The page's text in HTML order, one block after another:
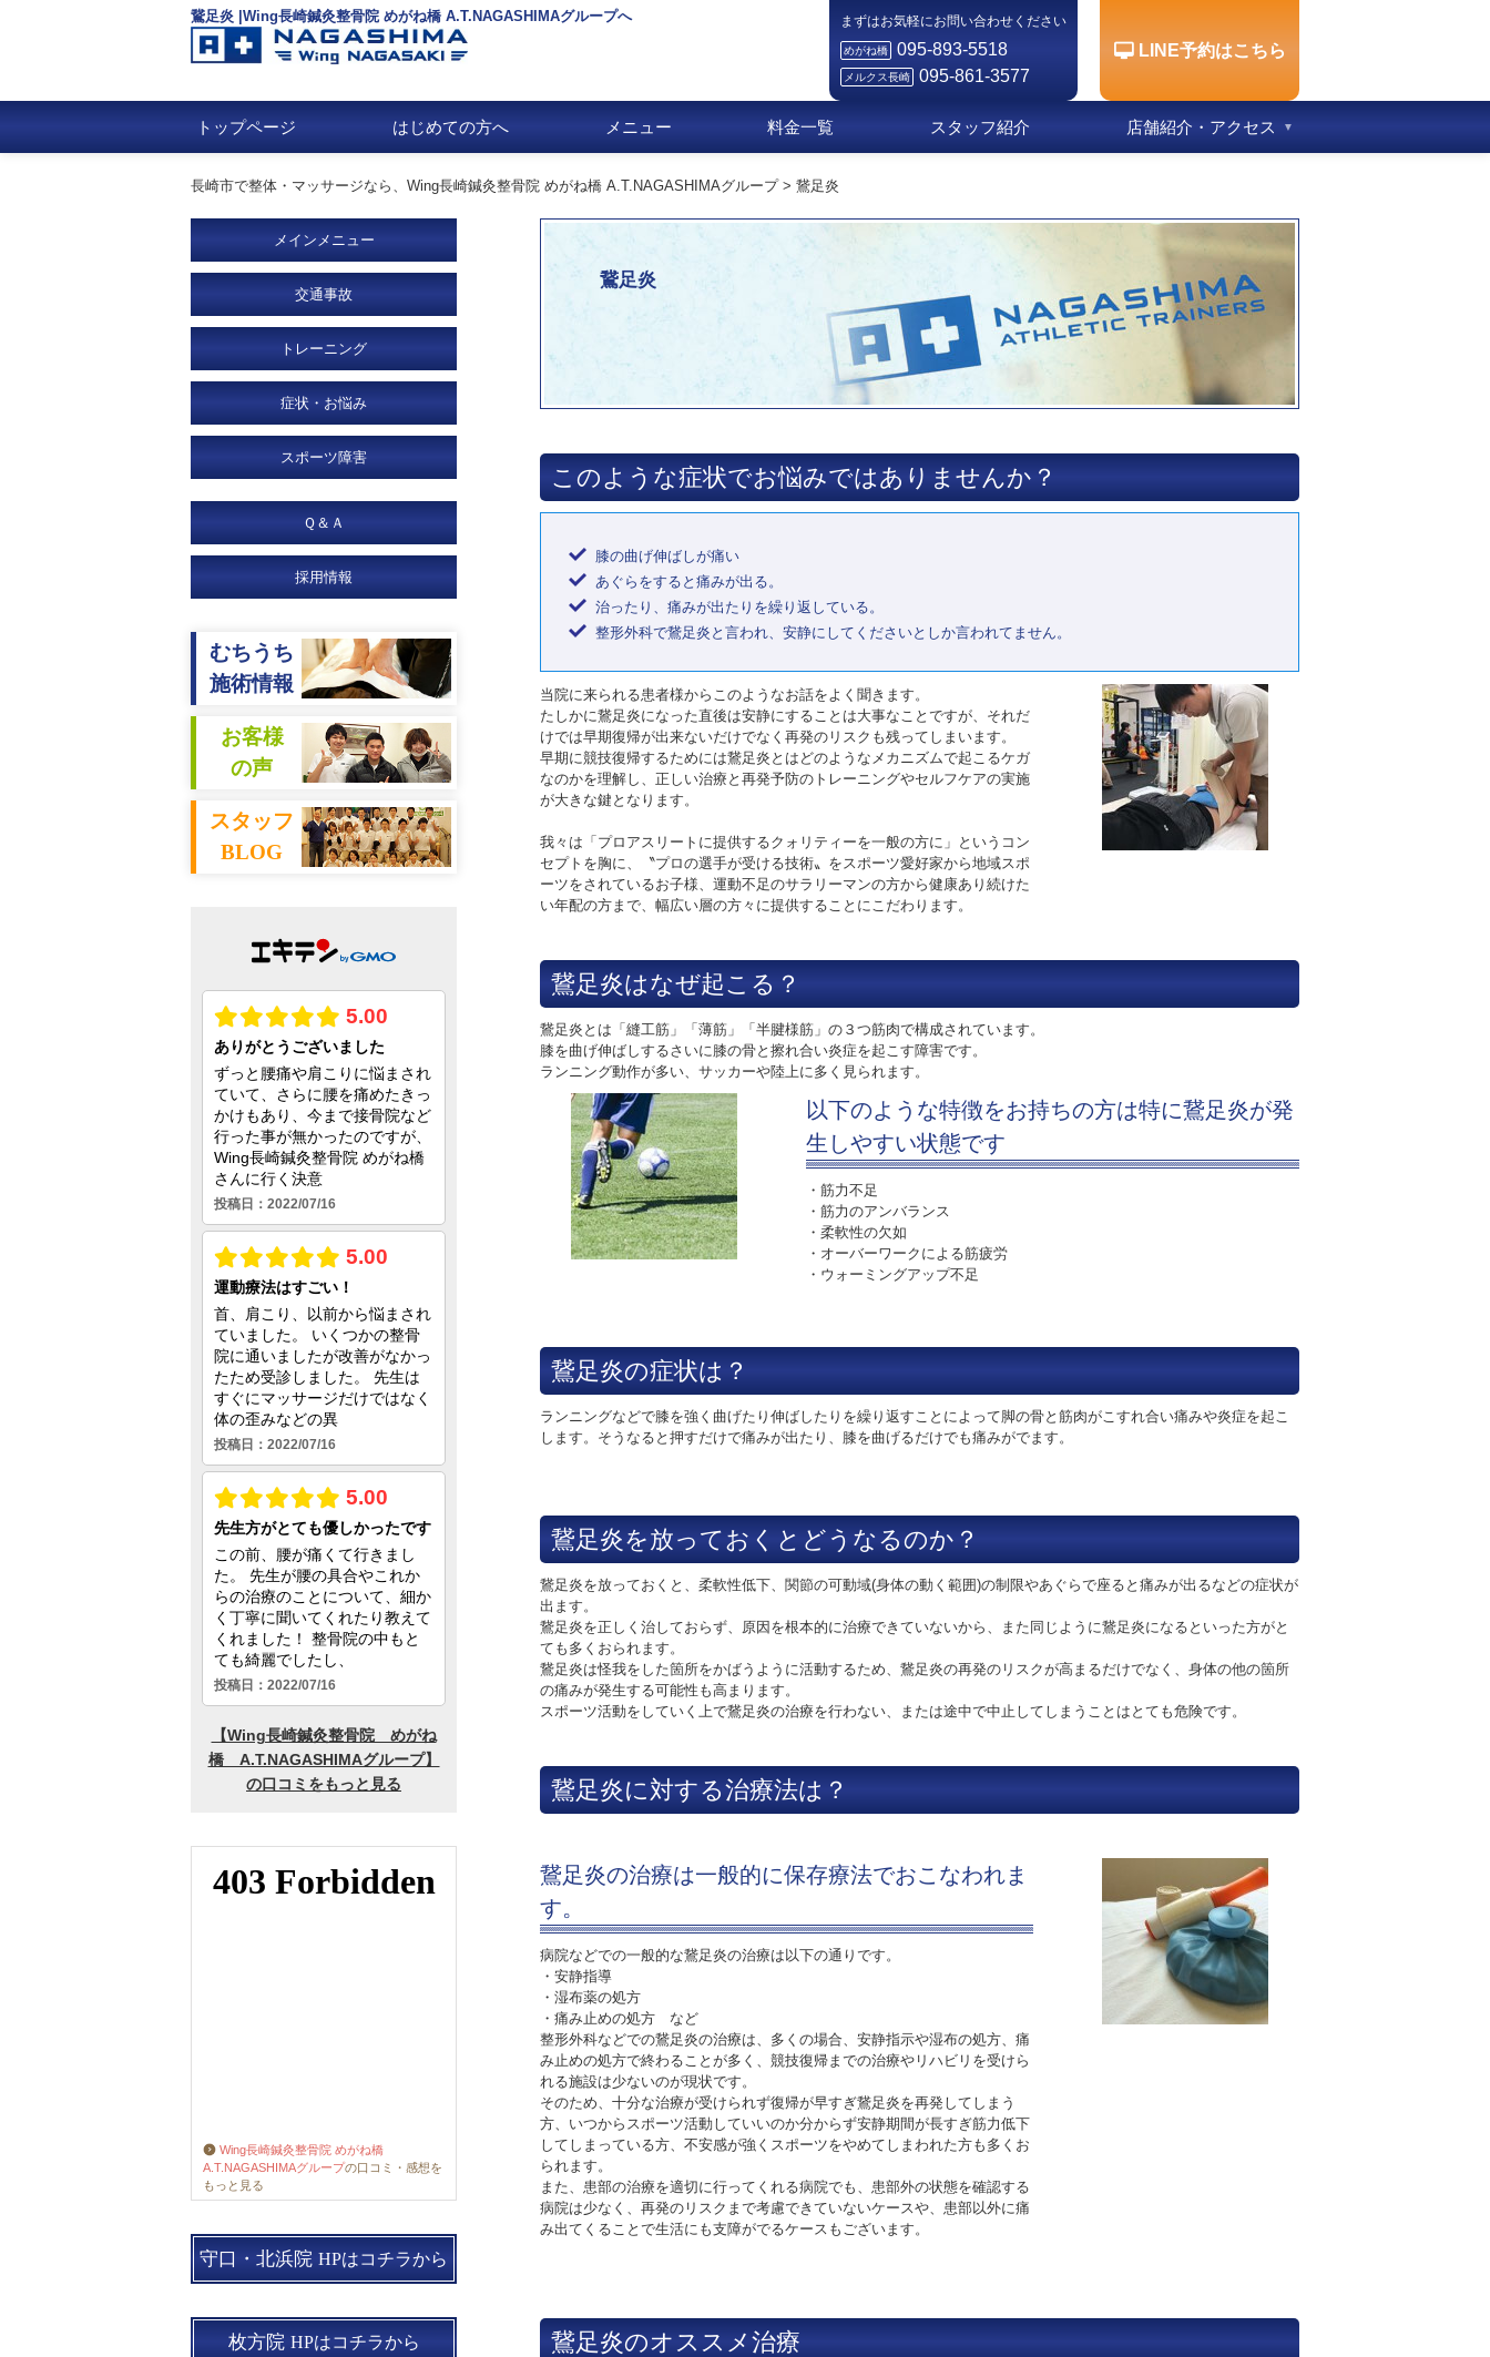
鵞足炎 |Wing長崎鍼灸整骨院 めがね橋 A.T.NAGASHIMAグループへ まずはお気軽にお問い合わせください
めがね橋 095-893-5518
メルクス長崎 095-861-3577
LINE予約はこちら
トップページ はじめての方へ メニュー 料金一覧 スタッフ紹介 店舗紹介・アクセス
長崎市で整体・マッサージなら、Wing長崎鍼灸整骨院 めがね橋 A.T.NAGASHIMAグループ> 鵞足炎
鵞足炎
このような症状でお悩みではありませんか？
膝の曲げ伸ばしが痛い
あぐらをすると痛みが出る。
治ったり、痛みが出たりを繰り返している。
整形外科で鵞足炎と言われ、安静にしてくださいとしか言われてません。
当院に来られる患者様からこのようなお話をよく聞きます。
たしかに鵞足炎になった直後は安静にすることは大事なことですが、それだ
けでは早期復帰が出来ないだけでなく再発のリスクも残ってしまいます。
早期に競技復帰するためには鵞足炎とはどのようなメカニズムで起こるケガ
なのかを理解し、正しい治療と再発予防のトレーニングやセルフケアの実施
が大きな鍵となります。
我々は「プロアスリートに提供するクォリティーを一般の方に」というコン
セプトを胸に、〝プロの選手が受ける技術〟をスポーツ愛好家から地域スポ
ーツをされているお子様、運動不足のサラリーマンの方から健康あり続けた
い年配の方まで、幅広い層の方々に提供することにこだわります。
鵞足炎はなぜ起こる？
鵞足炎とは「縫工筋」「薄筋」「半腱様筋」の３つ筋肉で構成されています。
膝を曲げ伸ばしするさいに膝の骨と擦れ合い炎症を起こす障害です。
ランニング動作が多い、サッカーや陸上に多く見られます。
以下のような特徴をお持ちの方は特に鵞足炎が発
生しやすい状態です
・筋力不足
・筋力のアンバランス
・柔軟性の欠如
・オーバーワークによる筋疲労
・ウォーミングアップ不足
鵞足炎の症状は？
ランニングなどで膝を強く曲げたり伸ばしたりを繰り返すことによって脚の骨と筋肉がこすれ合い痛みや炎症を起こ
します。そうなると押すだけで痛みが出たり、膝を曲げるだけでも痛みがでます。
鵞足炎を放っておくとどうなるのか？
鵞足炎を放っておくと、柔軟性低下、関節の可動域(身体の動く範囲)の制限やあぐらで座ると痛みが出るなどの症状が
出ます。
鵞足炎を正しく治しておらず、原因を根本的に治療できていないから、また同じように鵞足炎になるといった方がと
ても多くおられます。
鵞足炎は怪我をした箇所をかばうように活動するため、鵞足炎の再発のリスクが高まるだけでなく、身体の他の箇所
の痛みが発生する可能性も高まります。
スポーツ活動をしていく上で鵞足炎の治療を行わない、または途中で中止してしまうことはとても危険です。
鵞足炎に対する治療法は？
鵞足炎の治療は一般的に保存療法でおこなわれま
す。
病院などでの一般的な鵞足炎の治療は以下の通りです。
・安静指導
・湿布薬の処方
・痛み止めの処方 など
整形外科などでの鵞足炎の治療は、多くの場合、安静指示や湿布の処方、痛
み止めの処方で終わることが多く、競技復帰までの治療やリハビリを受けら
れる施設は少ないのが現状です。
そのため、十分な治療が受けられず復帰が早すぎ鵞足炎を再発してしまう
方、いつからスポーツ活動していいのか分からず安静期間が長すぎ筋力低下
してしまっている方、不安感が強くスポーツをやめてしまわれた方も多くお
られます。
また、患部の治療を適切に行ってくれる病院でも、患部外の状態を確認する
病院は少なく、再発のリスクまで考慮できていないケースや、患部以外に痛
み出てくることで生活にも支障がでるケースもございます。
鵞足炎のオススメ治療
メインメニュー
交通事故
トレーニング
症状・お悩み
スポーツ障害
Ｑ＆Ａ
採用情報
むちうち
施術情報
お客様
の声
スタッフ
BLOG
Wing長崎鍼灸整骨院 めがね橋
A.T.NAGASHIMAグループの口コミ・感想を
もっと見る
守口・北浜院 HPはコチラから
枚方院 HPはコチラから